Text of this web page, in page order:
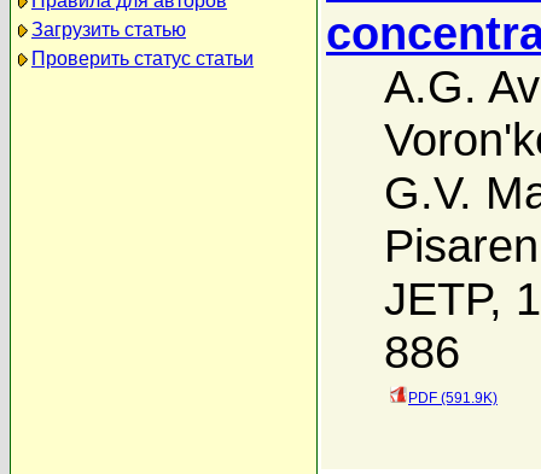
Загрузить статью
Проверить статус статьи
A.G.
G.V.
JETP,
886
PDF (591.9K)